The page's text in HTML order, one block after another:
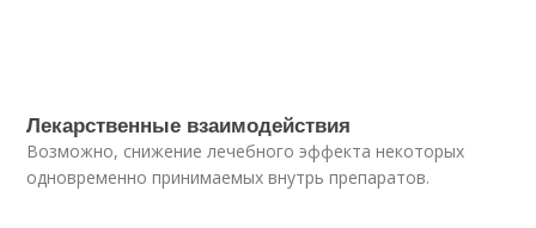
Лекарственные взаимодействия
Возможно, снижение лечебного эффекта некоторых
одновременно принимаемых внутрь препаратов.